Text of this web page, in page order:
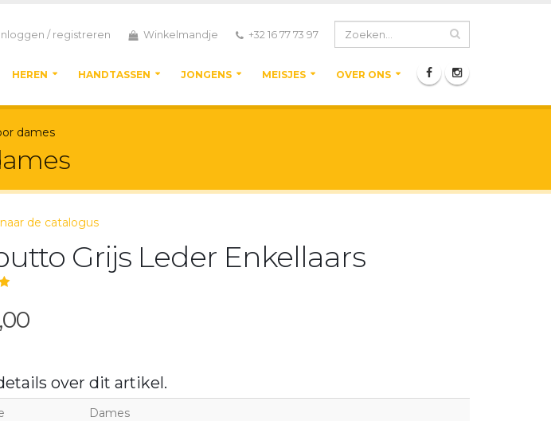
Inloggen / registreren Winkelmandje +32 16 77 73 97
HEREN HANDTASSEN JONGENS MEISJES OVER ONS
dames
de catalogus
Grijs Leder Enkellaars
over dit artikel.
Dames